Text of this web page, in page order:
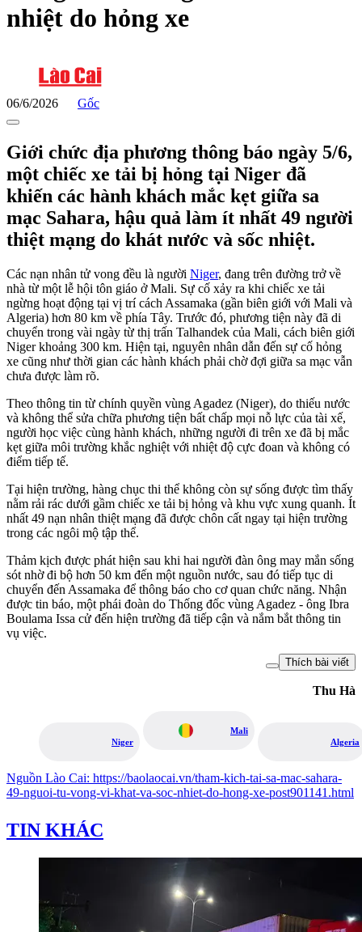
nhiệt do hỏng xe
06/6/2026 Gốc
Giới chức địa phương thông báo ngày 5/6,
một chiếc xe tải bị hỏng tại Niger đã
khiến các hành khách mắc kẹt giữa sa
mạc Sahara, hậu quả làm ít nhất 49 người
thiệt mạng do khát nước và sốc nhiệt.
Các nạn nhân tử vong đều là người Niger, đang trên đường trở về
nhà từ một lễ hội tôn giáo ở Mali. Sự cố xảy ra khi chiếc xe tải
ngừng hoạt động tại vị trí cách Assamaka (gần biên giới với Mali và
Algeria) hơn 80 km về phía Tây. Trước đó, phương tiện này đã di
chuyển trong vài ngày từ thị trấn Talhandek của Mali, cách biên giới
Niger khoảng 300 km. Hiện tại, nguyên nhân dẫn đến sự cố hỏng
xe cũng như thời gian các hành khách phải chờ đợi giữa sa mạc vẫn
chưa được làm rõ.
Theo thông tin từ chính quyền vùng Agadez (Niger), do thiếu nước
và không thể sửa chữa phương tiện bất chấp mọi nỗ lực của tài xế,
người học việc cùng hành khách, những người đi trên xe đã bị mắc
kẹt giữa môi trường khắc nghiệt với nhiệt độ cực đoan và không có
điểm tiếp tế.
Tại hiện trường, hàng chục thi thể không còn sự sống được tìm thấy
nằm rải rác dưới gầm chiếc xe tải bị hỏng và khu vực xung quanh. Ít
nhất 49 nạn nhân thiệt mạng đã được chôn cất ngay tại hiện trường
trong các ngôi mộ tập thể.
Thảm kịch được phát hiện sau khi hai người đàn ông may mắn sống
sót nhờ đi bộ hơn 50 km đến một nguồn nước, sau đó tiếp tục di
chuyển đến Assamaka để thông báo cho cơ quan chức năng. Nhận
được tin báo, một phái đoàn do Thống đốc vùng Agadez - ông Ibra
Boulama Issa cử đến hiện trường đã tiếp cận và nắm bắt thông tin
vụ việc.
Thích bài viết
Thu Hà
Niger
Mali
Algeria
Nguồn Lào Cai: https://baolaocai.vn/tham-kich-tai-sa-mac-sahara-
49-nguoi-tu-vong-vi-khat-va-soc-nhiet-do-hong-xe-post901141.html
TIN KHÁC